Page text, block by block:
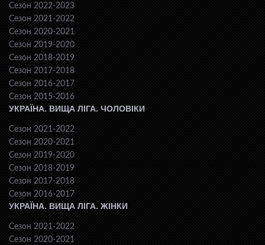
Сезон 2022-2023
Сезон 2021-2022
Сезон 2020-2021
Сезон 2019-2020
Сезон 2018-2019
Сезон 2017-2018
Сезон 2016-2017
Сезон 2015-2016
УКРАЇНА. ВИЩА ЛІГА. ЧОЛОВІКИ
Сезон 2021-2022
Сезон 2020-2021
Сезон 2019-2020
Сезон 2018-2019
Сезон 2017-2018
Сезон 2016-2017
УКРАЇНА. ВИЩА ЛІГА. ЖІНКИ
Сезон 2021-2022
Сезон 2020-2021